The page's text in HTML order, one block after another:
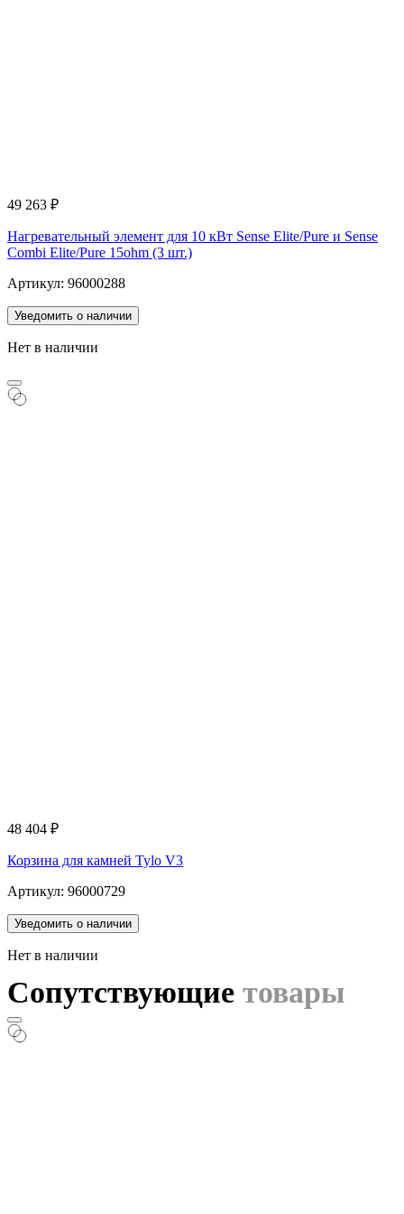
49 263 ₽
Нагревательный элемент для 10 кВт Sense Elite/Pure и Sense
Combi Elite/Pure 15ohm (3 шт.)
Артикул: 96000288
Уведомить о наличии
Нет в наличии
48 404 ₽
Корзина для камней Tylo V3
Артикул: 96000729
Уведомить о наличии
Нет в наличии
Сопутствующие товары